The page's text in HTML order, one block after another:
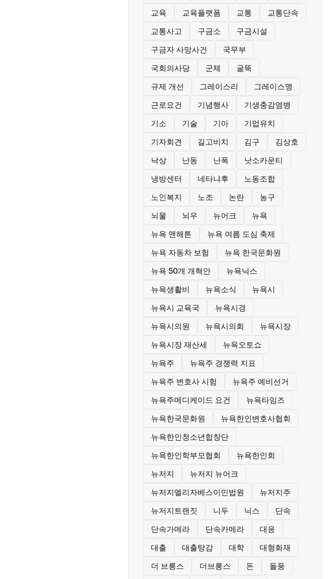
교육
교육플랫폼 교통
교통단속
교통사고
구금소
구금시설
구금자 사망사건
국무부
국회의사당
군체
굴뚝
규제 개선
그레이스리
그레이스맹
근로요건
기념행사
기생충감염병
기소
기술 기아
기업유치
기자회견
길고비치 김구
김상호
낙상
난동 난폭
낫소카운티
냉방센터
네타냐후
노동조합
노인복지
노조 논란
농구
뇌물
뇌우 뉴어크
뉴욕
뉴욕 맨해튼
뉴욕 여름 도심 축제
뉴욕 자동차 보험
뉴욕 한국문화원
뉴욕 50개 개혁안
뉴욕닉스
뉴욕생활비
뉴욕소식
뉴욕시
뉴욕시 교육국
뉴욕시경
뉴욕시의원
뉴욕시의회
뉴욕시장
뉴욕시장 재산세
뉴욕오토쇼
뉴욕주
뉴욕주 경쟁력 지표
뉴욕주 변호사 시험
뉴욕주 예비선거
뉴욕주메디케이드 요건
뉴욕타임즈
뉴욕한국문화원
뉴욕한인변호사협회
뉴욕한인청소년합창단
뉴욕한인학부모협회
뉴욕한인회
뉴저지
뉴저지 뉴어크
뉴저지엘리자베스이민법원
뉴저지주
뉴저지트랜짓
니두 닉스
단속
단속가메라
단속카메라
대응
대출
대출탕감 대학
대형화재
더 브롱스
더브롱스 돈 돌풍